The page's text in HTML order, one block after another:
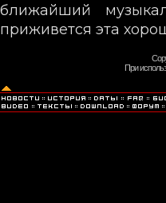
ближайший
приживется эта
При